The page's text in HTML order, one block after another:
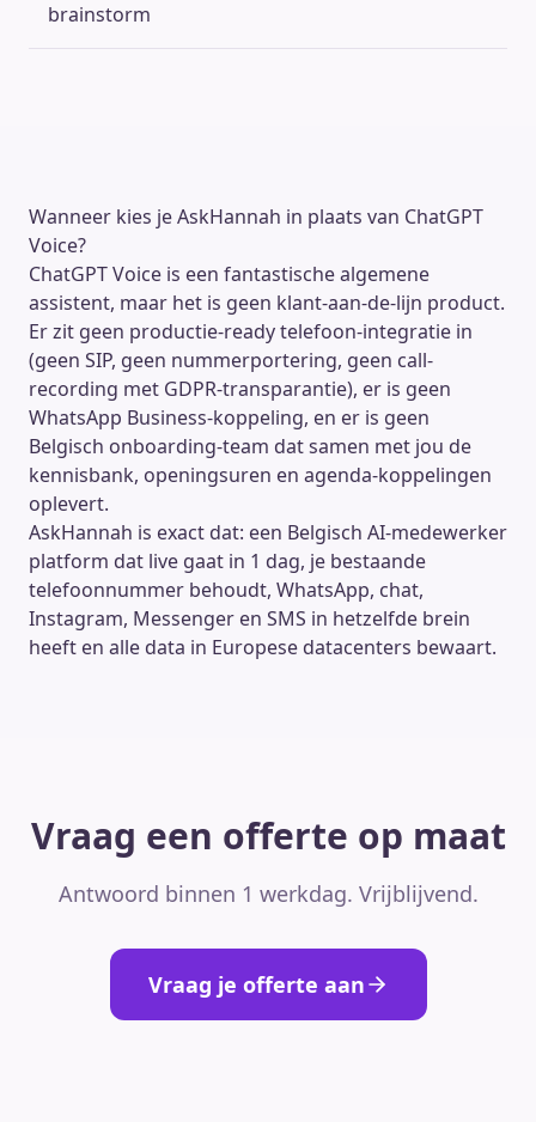
brainstorm
Wanneer kies je AskHannah in plaats van ChatGPT
Voice?
ChatGPT Voice is een fantastische algemene
assistent, maar het is geen klant-aan-de-lijn product.
Er zit geen productie-ready telefoon-integratie in
(geen SIP, geen nummerportering, geen call-
recording met GDPR-transparantie), er is geen
WhatsApp Business-koppeling, en er is geen
Belgisch onboarding-team dat samen met jou de
kennisbank, openingsuren en agenda-koppelingen
oplevert.
AskHannah is exact dat: een Belgisch AI-medewerker
platform dat live gaat in 1 dag, je bestaande
telefoonnummer behoudt, WhatsApp, chat,
Instagram, Messenger en SMS in hetzelfde brein
heeft en alle data in Europese datacenters bewaart.
Vraag een offerte op maat
Antwoord binnen 1 werkdag. Vrijblijvend.
Vraag je offerte aan